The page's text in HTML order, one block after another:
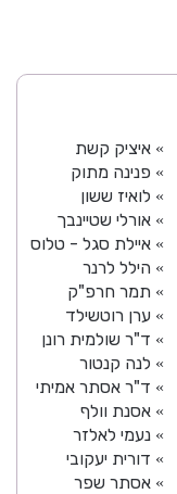
» איציק קשת
» פנינה מתוק
» לואיז ששון
» אורלי שטיינבך
» איילת סגל - טלוס
» הילל לרנר
» תמר חרפ"ק
» ערן רוטשילד
» ד"ר שולמית רונן
» לנה קנטור
» ד"ר אסתר אמיתי
» אסנת וולף
» נעמי לאלזר
» דורית יעקובי
» אסתר שפר